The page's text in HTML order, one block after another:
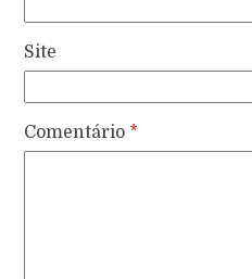
Site
Comentário *